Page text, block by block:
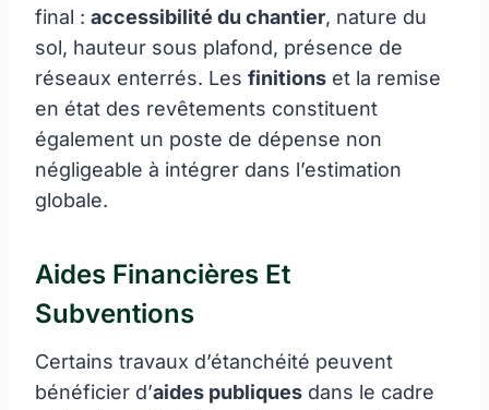
final : accessibilité du chantier, nature du
sol, hauteur sous plafond, présence de
réseaux enterrés. Les finitions et la remise
en état des revêtements constituent
également un poste de dépense non
négligeable à intégrer dans l’estimation
globale.
Aides Financières Et
Subventions
Certains travaux d’étanchéité peuvent
bénéficier d’aides publiques dans le cadre